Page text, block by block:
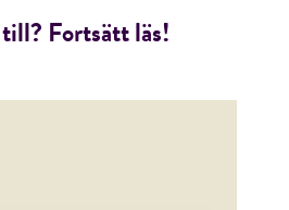
Fortsätt läs!